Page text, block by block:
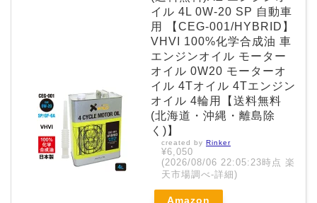
イル 4L 0W-20 SP 自動車
用 【CEG-001/HYBRID】
VHVI 100%化学合成油 車
エンジンオイル モーター
オイル 0W20 モーターオ
イル 4Tオイル 4Tエンジン
オイル 4輪用【送料無料
(北海道・沖縄・離島除
く)】
created by Rinker
¥6,050
(2026/08/06 22:05:23時点 楽
天市場調べ-詳細)
Amazon